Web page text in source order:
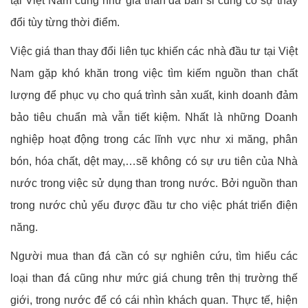
đổi tùy từng thời điểm.
Việc giá than thay đổi liên tục khiến các nhà đầu tư tại Việt
Nam gặp khó khăn trong việc tìm kiếm nguồn than chất
lượng để phục vụ cho quá trình sản xuất, kinh doanh đảm
bảo tiêu chuẩn mà vẫn tiết kiệm. Nhất là những Doanh
nghiệp hoạt động trong các lĩnh vực như xi măng, phân
bón, hóa chất, dệt may,…sẽ không có sự ưu tiên của Nhà
nước trong việc sử dụng than trong nước. Bởi nguồn than
trong nước chủ yếu được đầu tư cho việc phát triển điện
năng.
Người mua than đá cần có sự nghiên cứu, tìm hiểu các
loại than đá cũng như mức giá chung trên thị trường thế
giới, trong nước để có cái nhìn khách quan. Thực tế, hiện